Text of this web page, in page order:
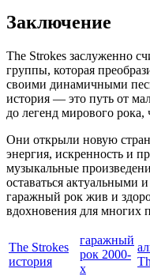
Заключение
The Strokes заслуженно
группы, которая
своими динамичными
история — это путь от
до легенд мирового рока,
Они открыли новую
энергия, искренность и
музыкальные
оставаться актуальными
гаражный рок жив и
вдохновения для многих
The Strokes
история
гаражный
рок 2000-
х